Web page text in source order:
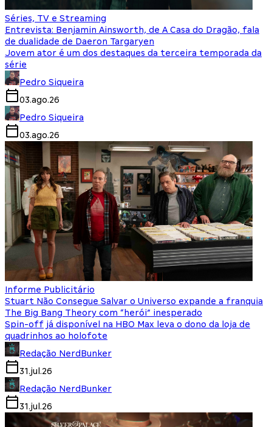
Séries, TV e Streaming
Entrevista: Benjamin Ainsworth, de A Casa do Dragão, fala
de dualidade de Daeron Targaryen
Jovem ator é um dos destaques da terceira temporada da
série
Pedro Siqueira
03.ago.26
Pedro Siqueira
03.ago.26
Informe Publicitário
Stuart Não Consegue Salvar o Universo expande a franquia
The Big Bang Theory com “herói” inesperado
Spin-off já disponível na HBO Max leva o dono da loja de
quadrinhos ao holofote
Redação NerdBunker
31.jul.26
Redação NerdBunker
31.jul.26